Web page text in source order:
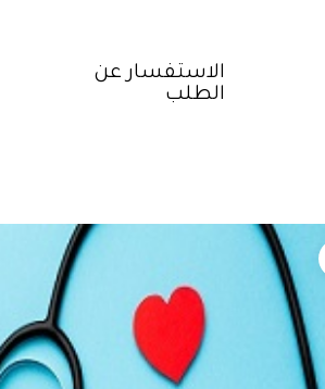
الاستفسار عن
الطلب